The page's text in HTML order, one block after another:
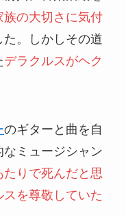
族の大切さに気付
た。しかしその道
デラクルスがヘク
のギターと曲を自
ミュージシャン
たりで死んだと思
を尊敬していた